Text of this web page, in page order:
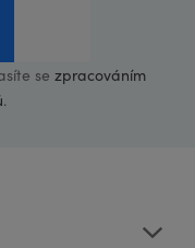
se zpracováním
.